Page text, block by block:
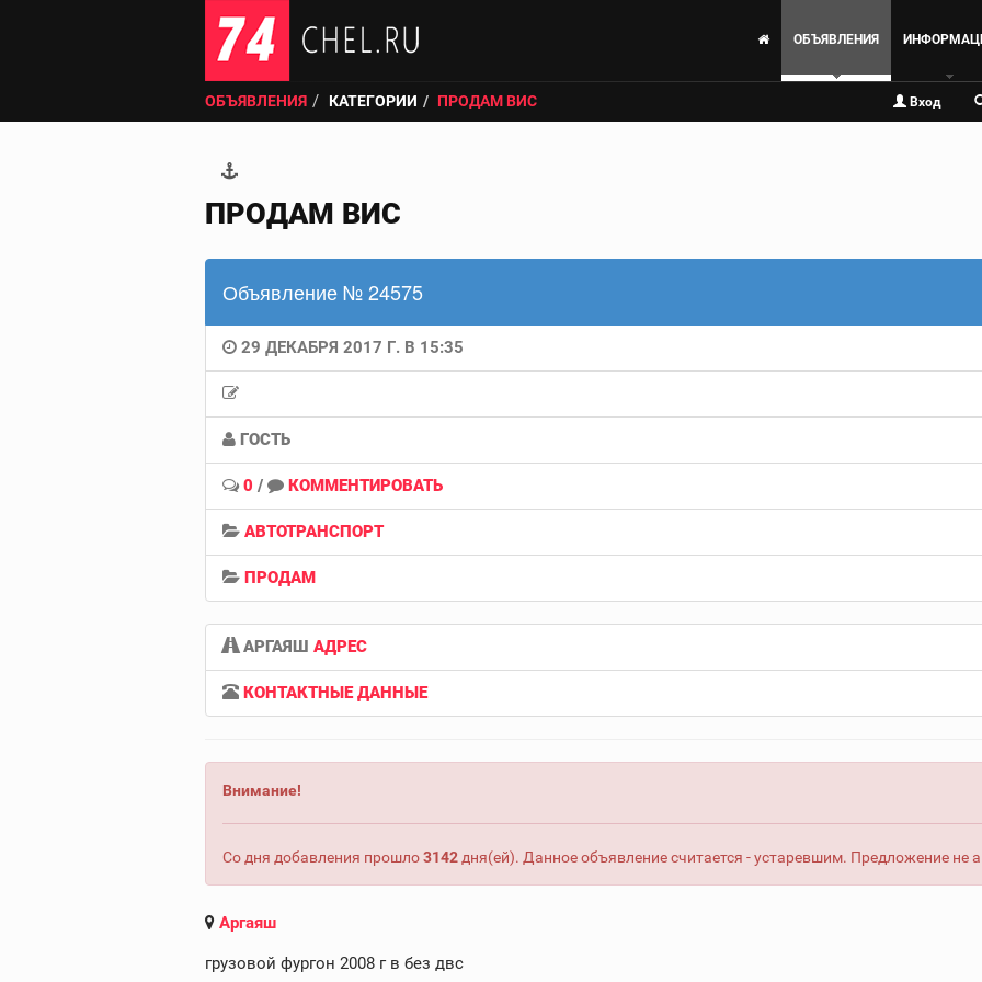
ОБЪЯВЛЕНИЯ
ОБЪЯВЛЕНИЯ КАТЕГОРИИ ПРОДАМ ВИС Вход
ПРОДАМ ВИС
Объявление № 24575
29 ДЕКАБРЯ 2017 Г. В 15:35
ГОСТЬ
0 / КОММЕНТИРОВАТЬ
АВТОТРАНСПОРТ
ПРОДАМ
АРГАЯШ АДРЕС
КОНТАКТНЫЕ ДАННЫЕ
Внимание!
Со дня добавления прошло3142 дня(ей). Данное объявление считается - устаревшим. Предложение не
Аргаяш
грузовой фургон 2008 г в без двс